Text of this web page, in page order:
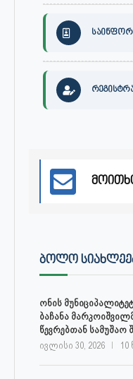
ᲑᲝᲚᲝ
ონის
ბაჩანა
წევრებთან სამუშაო
ივლისი 30, 2026 10